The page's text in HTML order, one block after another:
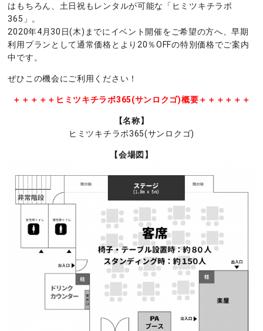
はもちろん、土日祝もレンタルが可能な「ヒミツキチラボ
365」。
2020年4月30日(木)までにイベント開催をご希望の方へ、早期
利用プランとして通常価格とより20％OFFの特別価格でご案内
中です。
ぜひこの機会にご利用ください！
＋＋＋＋＋ヒミツキチラボ365(サンロクゴ)概要＋＋＋＋＋＋
【名称】
ヒミツキチラボ365(サンロクゴ)
【会場図】